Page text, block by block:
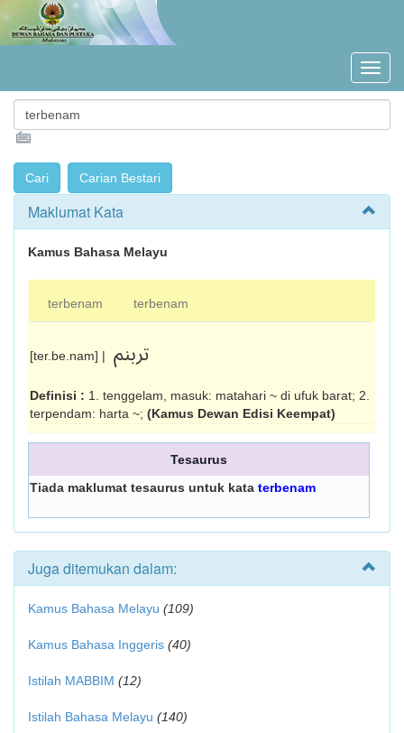
Maklumat Kata
Kamus Bahasa Melayu
terbenam terbenam
[ter.be.nam] | تربنم
Definisi : 1. tenggelam, masuk: matahari ~ di ufuk barat; 2.
terpendam: harta ~; (Kamus Dewan Edisi Keempat)
Tesaurus
Tiada maklumat tesaurus untuk kata terbenam
Juga ditemukan dalam:
Kamus Bahasa Melayu (109)
Kamus Bahasa Inggeris (40)
Istilah MABBIM (12)
Istilah Bahasa Melayu (140)